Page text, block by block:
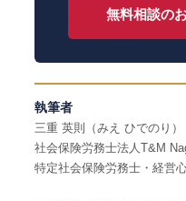
無料相談の
執筆者
三重 英則（みえ ひでのり）
社会保険労務士法人T&M
特定社会保険労務士・経営